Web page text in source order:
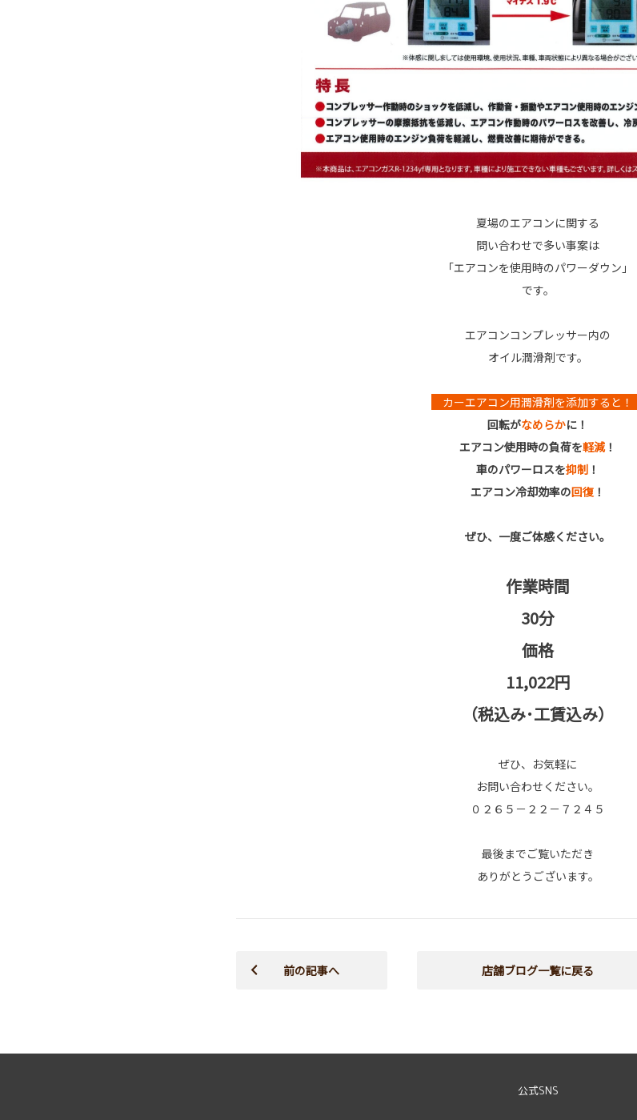
夏場のエアコンに関する
問い合わせで多い事案は
「エアコンを使用時のパワーダウン」
です。
エアコンコンプレッサー内の
オイル潤滑剤です。
カーエアコン用潤滑剤を添加すると！
回転がなめらかに！
エアコン使用時の負荷を軽減！
車のパワーロスを抑制 ！
エアコン冷却効率の回復 ！
ぜひ、一度ご体感ください。
作業時間
30分
価格
11,022円
（税込み･工賃込み）
ぜひ、お気軽に
お問い合わせください。
０２６５－２２－７２４５
最後までご覧いただき
ありがとうございます。
前の記事へ 店舗ブログ一覧に戻る
公式SNS